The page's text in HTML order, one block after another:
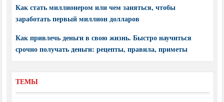
Как стать миллионером или чем заняться, чтобы
заработать первый миллион долларов
Как привлечь деньги в свою жизнь. Быстро научиться
срочно получать деньги: рецепты, правила, приметы
ТЕМЫ